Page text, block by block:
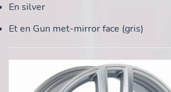
En silver
Et en Gun met-mirror face (gris)